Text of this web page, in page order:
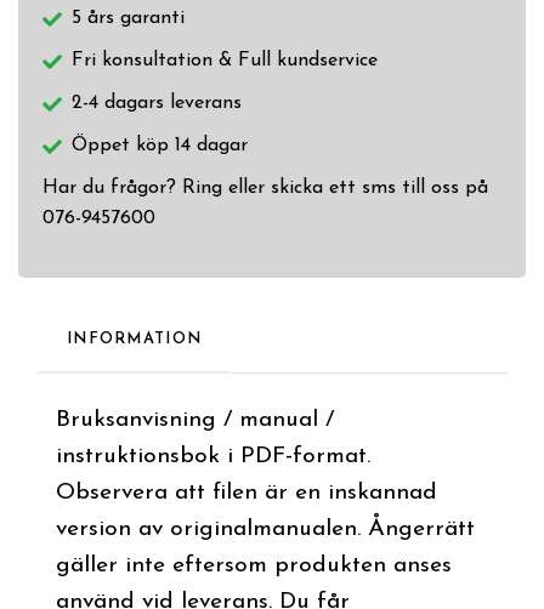
5 års garanti
Fri konsultation & Full kundservice
2-4 dagars leverans
Öppet köp 14 dagar
Har du frågor? Ring eller skicka ett sms till oss på
076-9457600
INFORMATION
Bruksanvisning / manual /
instruktionsbok i PDF-format.
Observera att filen är en inskannad
version av originalmanualen. Ångerrätt
gäller inte eftersom produkten anses
använd vid leverans. Du får